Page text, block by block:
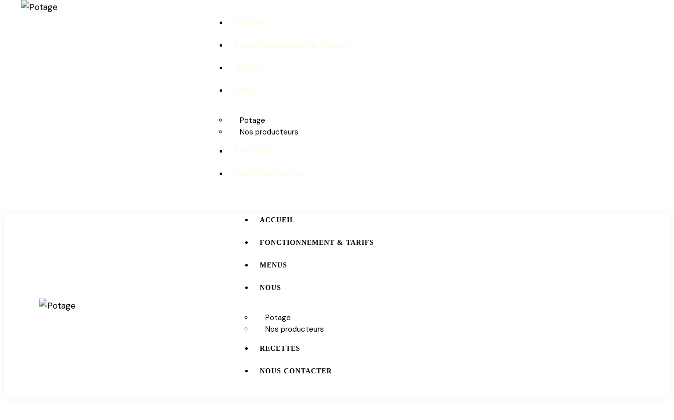
ACCUEIL
FONCTIONNEMENT & TARIFS
MENUS
NOUS
Potage
Nos producteurs
RECETTES
NOUS CONTACTER
ACCUEIL
FONCTIONNEMENT & TARIFS
MENUS
NOUS
Potage
Nos producteurs
RECETTES
NOUS CONTACTER